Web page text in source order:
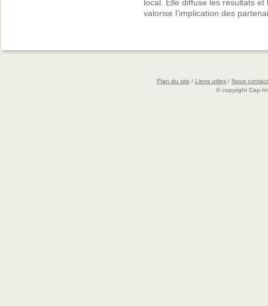
local. Elle diffuse les résultats
valorise l’implication des
Plan du site / Liens utiles / Nous
© copyright Cap-